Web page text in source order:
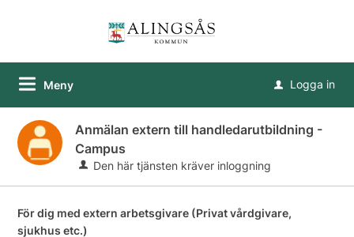
Meny u Logga in
Anmälan extern till handledarutbildning -
Campus
Den här tjänsten kräver inloggning
För dig med extern arbetsgivare (Privat vårdgivare,
sjukhus etc.)